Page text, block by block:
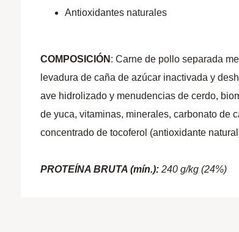
Antioxidantes naturales
COMPOSICIÓN : Carne de pollo separada
levadura de caña de azúcar inactivada y
ave hidrolizado y menudencias de cerdo,
de yuca, vitaminas, minerales, carbonato de
concentrado de tocoferol (antioxidante
PROTEÍNA BRUTA (mín.):240 g/kg (24%)